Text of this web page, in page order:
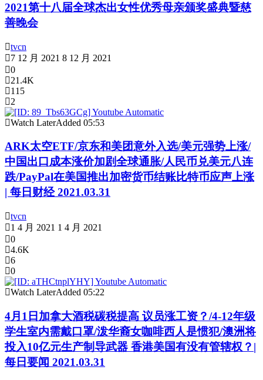
2021第十八届全球杰出女性优秀母亲颁奖盛典暨慈
善晚会
tvcn
7 12 月 2021 8 12 月 2021
0
21.4K
115
2
Watch LaterAdded 05:53
ARK太空ETF/京东和美团意外入选/美元强势上涨/
中国出口成本涨价加剧全球通胀/人民币兑美元八连
跌/PayPal在美国推出加密货币结账比特币应声上涨
| 每日财经 2021.03.31
tvcn
1 4 月 2021 1 4 月 2021
0
4.6K
6
0
Watch LaterAdded 05:22
4月1日加拿大酒税碳税提高 议员涨工资？/4-12年级
学生室内需戴口罩/泼华裔女咖啡西人是惯犯/澳洲将
投入10亿元生产制导武器 香港美国有没有管辖权？|
每日要闻 2021.03.31